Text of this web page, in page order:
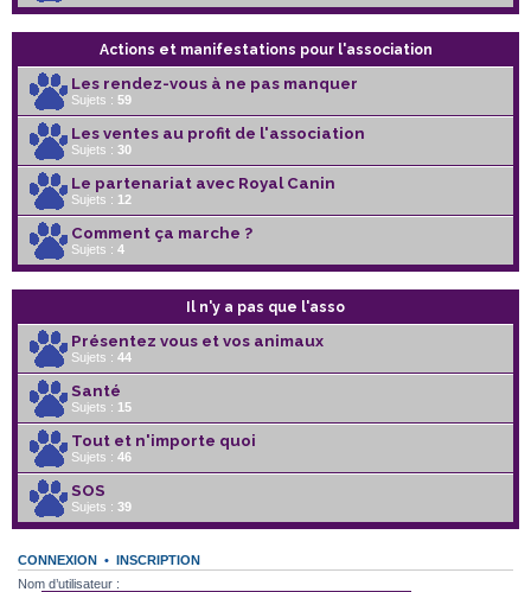
Actions et manifestations pour l'association
Les rendez-vous à ne pas manquer
Sujets : 59
Les ventes au profit de l'association
Sujets : 30
Le partenariat avec Royal Canin
Sujets : 12
Comment ça marche ?
Sujets : 4
Il n'y a pas que l'asso
Présentez vous et vos animaux
Sujets : 44
Santé
Sujets : 15
Tout et n'importe quoi
Sujets : 46
SOS
Sujets : 39
CONNEXION • INSCRIPTION
Nom d’utilisateur :